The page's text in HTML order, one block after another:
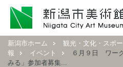
新潟市ホーム 観光・文化・スポ
報
イベント
６月９日 ワー
みる」参加者募集...